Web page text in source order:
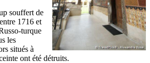
souffert de
1716 et
turque
les
situés à
ont été détruits.